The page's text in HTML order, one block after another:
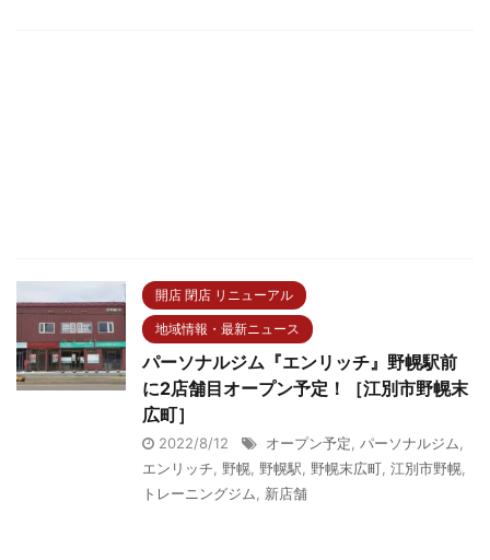
開店 閉店 リニューアル
地域情報・最新ニュース
パーソナルジム『エンリッチ』野幌駅前
に2店舗目オープン予定！［江別市野幌末
広町］
2022/8/12 オープン予定, パーソナルジム,
エンリッチ, 野幌, 野幌駅, 野幌末広町, 江別市野幌,
トレーニングジム, 新店舗